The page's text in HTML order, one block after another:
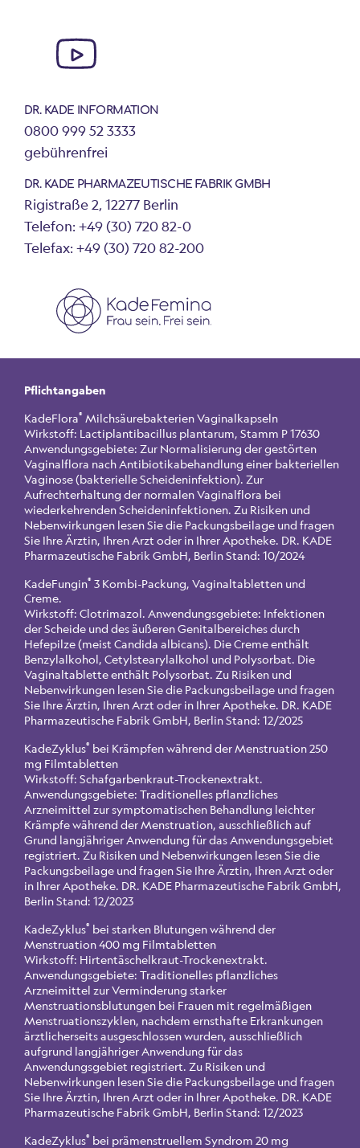
DR. KADE INFORMATION
0800 999 52 3333
gebührenfrei
DR. KADE PHARMAZEUTISCHE FABRIK GMBH
Rigistraße 2, 12277 Berlin
Telefon: +49 (30) 720 82-0
Telefax: +49 (30) 720 82-200
Pflichtangaben
KadeFlora® Milchsäurebakterien Vaginalkapseln
Wirkstoff: Lactiplantibacillus plantarum, Stamm P 17630
Anwendungsgebiete: Zur Normalisierung der gestörten
Vaginalflora nach Antibiotikabehandlung einer bakteriellen
Vaginose (bakterielle Scheideninfektion). Zur
Aufrechterhaltung der normalen Vaginalflora bei
wiederkehrenden Scheideninfektionen. Zu Risiken und
Nebenwirkungen lesen Sie die Packungsbeilage und fragen
Sie Ihre Ärztin, Ihren Arzt oder in Ihrer Apotheke. DR. KADE
Pharmazeutische Fabrik GmbH, Berlin Stand: 10/2024
KadeFungin® 3 Kombi-Packung, Vaginaltabletten und
Creme.
Wirkstoff: Clotrimazol. Anwendungsgebiete: Infektionen
der Scheide und des äußeren Genitalbereiches durch
Hefepilze (meist Candida albicans). Die Creme enthält
Benzylalkohol, Cetylstearylalkohol und Polysorbat. Die
Vaginaltablette enthält Polysorbat. Zu Risiken und
Nebenwirkungen lesen Sie die Packungsbeilage und fragen
Sie Ihre Ärztin, Ihren Arzt oder in Ihrer Apotheke. DR. KADE
Pharmazeutische Fabrik GmbH, Berlin Stand: 12/2025
KadeZyklus® bei Krämpfen während der Menstruation 250
mg Filmtabletten
Wirkstoff: Schafgarbenkraut-Trockenextrakt.
Anwendungsgebiete: Traditionelles pflanzliches
Arzneimittel zur symptomatischen Behandlung leichter
Krämpfe während der Menstruation, ausschließlich auf
Grund langjähriger Anwendung für das Anwendungsgebiet
registriert. Zu Risiken und Nebenwirkungen lesen Sie die
Packungsbeilage und fragen Sie Ihre Ärztin, Ihren Arzt oder
in Ihrer Apotheke. DR. KADE Pharmazeutische Fabrik GmbH,
Berlin Stand: 12/2023
KadeZyklus® bei starken Blutungen während der
Menstruation 400 mg Filmtabletten
Wirkstoff: Hirtentäschelkraut-Trockenextrakt.
Anwendungsgebiete: Traditionelles pflanzliches
Arzneimittel zur Verminderung starker
Menstruationsblutungen bei Frauen mit regelmäßigen
Menstruationszyklen, nachdem ernsthafte Erkrankungen
ärztlicherseits ausgeschlossen wurden, ausschließlich
aufgrund langjähriger Anwendung für das
Anwendungsgebiet registriert. Zu Risiken und
Nebenwirkungen lesen Sie die Packungsbeilage und fragen
Sie Ihre Ärztin, Ihren Arzt oder in Ihrer Apotheke. DR. KADE
Pharmazeutische Fabrik GmbH, Berlin Stand: 12/2023
KadeZyklus® bei prämenstruellem Syndrom 20 mg